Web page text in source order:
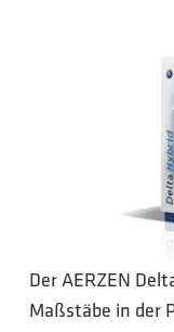
Der AERZEN
Maßstäbe in der